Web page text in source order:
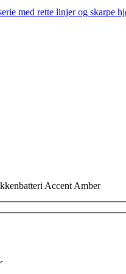
med rette linjer og skarpe
Accent Amber